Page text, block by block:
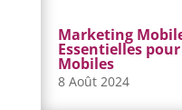
Marketing
Essentielles
Mobiles
8 Août 2024